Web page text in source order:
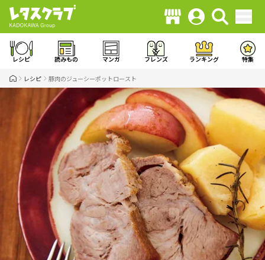
レシピ 読みもの マンガ フレンズ ランキング 特集
レシピ 豚肉のジューシーポットロースト